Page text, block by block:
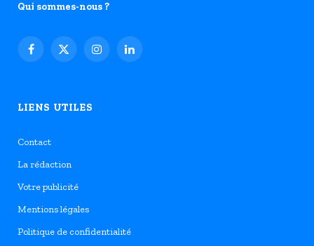
Qui sommes-nous ?
Facebook
X
InstagramLinkedIn
LIENS UTILES
Contact
La rédaction
Votre publicité
Mentions légales
Politique de confidentialité